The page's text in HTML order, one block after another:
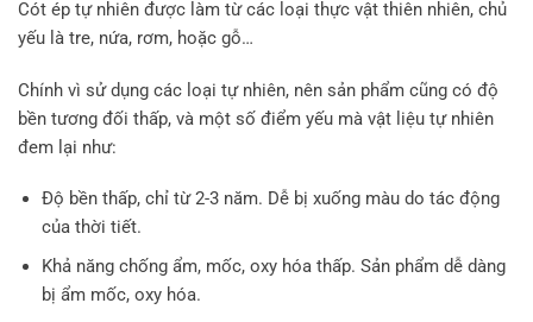
Cót ép tự nhiên được làm từ các loại thực vật thiên nhiên, chủ
yếu là tre, nứa, rơm, hoặc gỗ…
Chính vì sử dụng các loại tự nhiên, nên sản phẩm cũng có độ
bền tương đối thấp, và một số điểm yếu mà vật liệu tự nhiên
đem lại như:
Độ bền thấp, chỉ từ 2-3 năm. Dễ bị xuống màu do tác động
của thời tiết.
Khả năng chống ẩm, mốc, oxy hóa thấp. Sản phẩm dễ dàng
bị ẩm mốc, oxy hóa.